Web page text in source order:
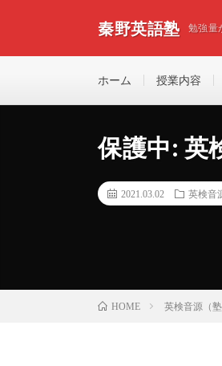
秦野英語塾 勉強
ホーム 授業内容
保護中:
2021.03.02 英検音
HOME 英検音源（塾